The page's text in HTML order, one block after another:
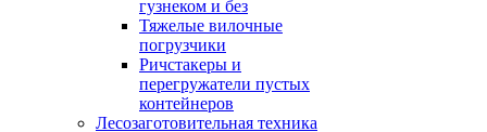
гузнеком и без
Тяжелые вилочные
погрузчики
Ричстакеры и
перегружатели пустых
контейнеров
Лесозаготовительная техника